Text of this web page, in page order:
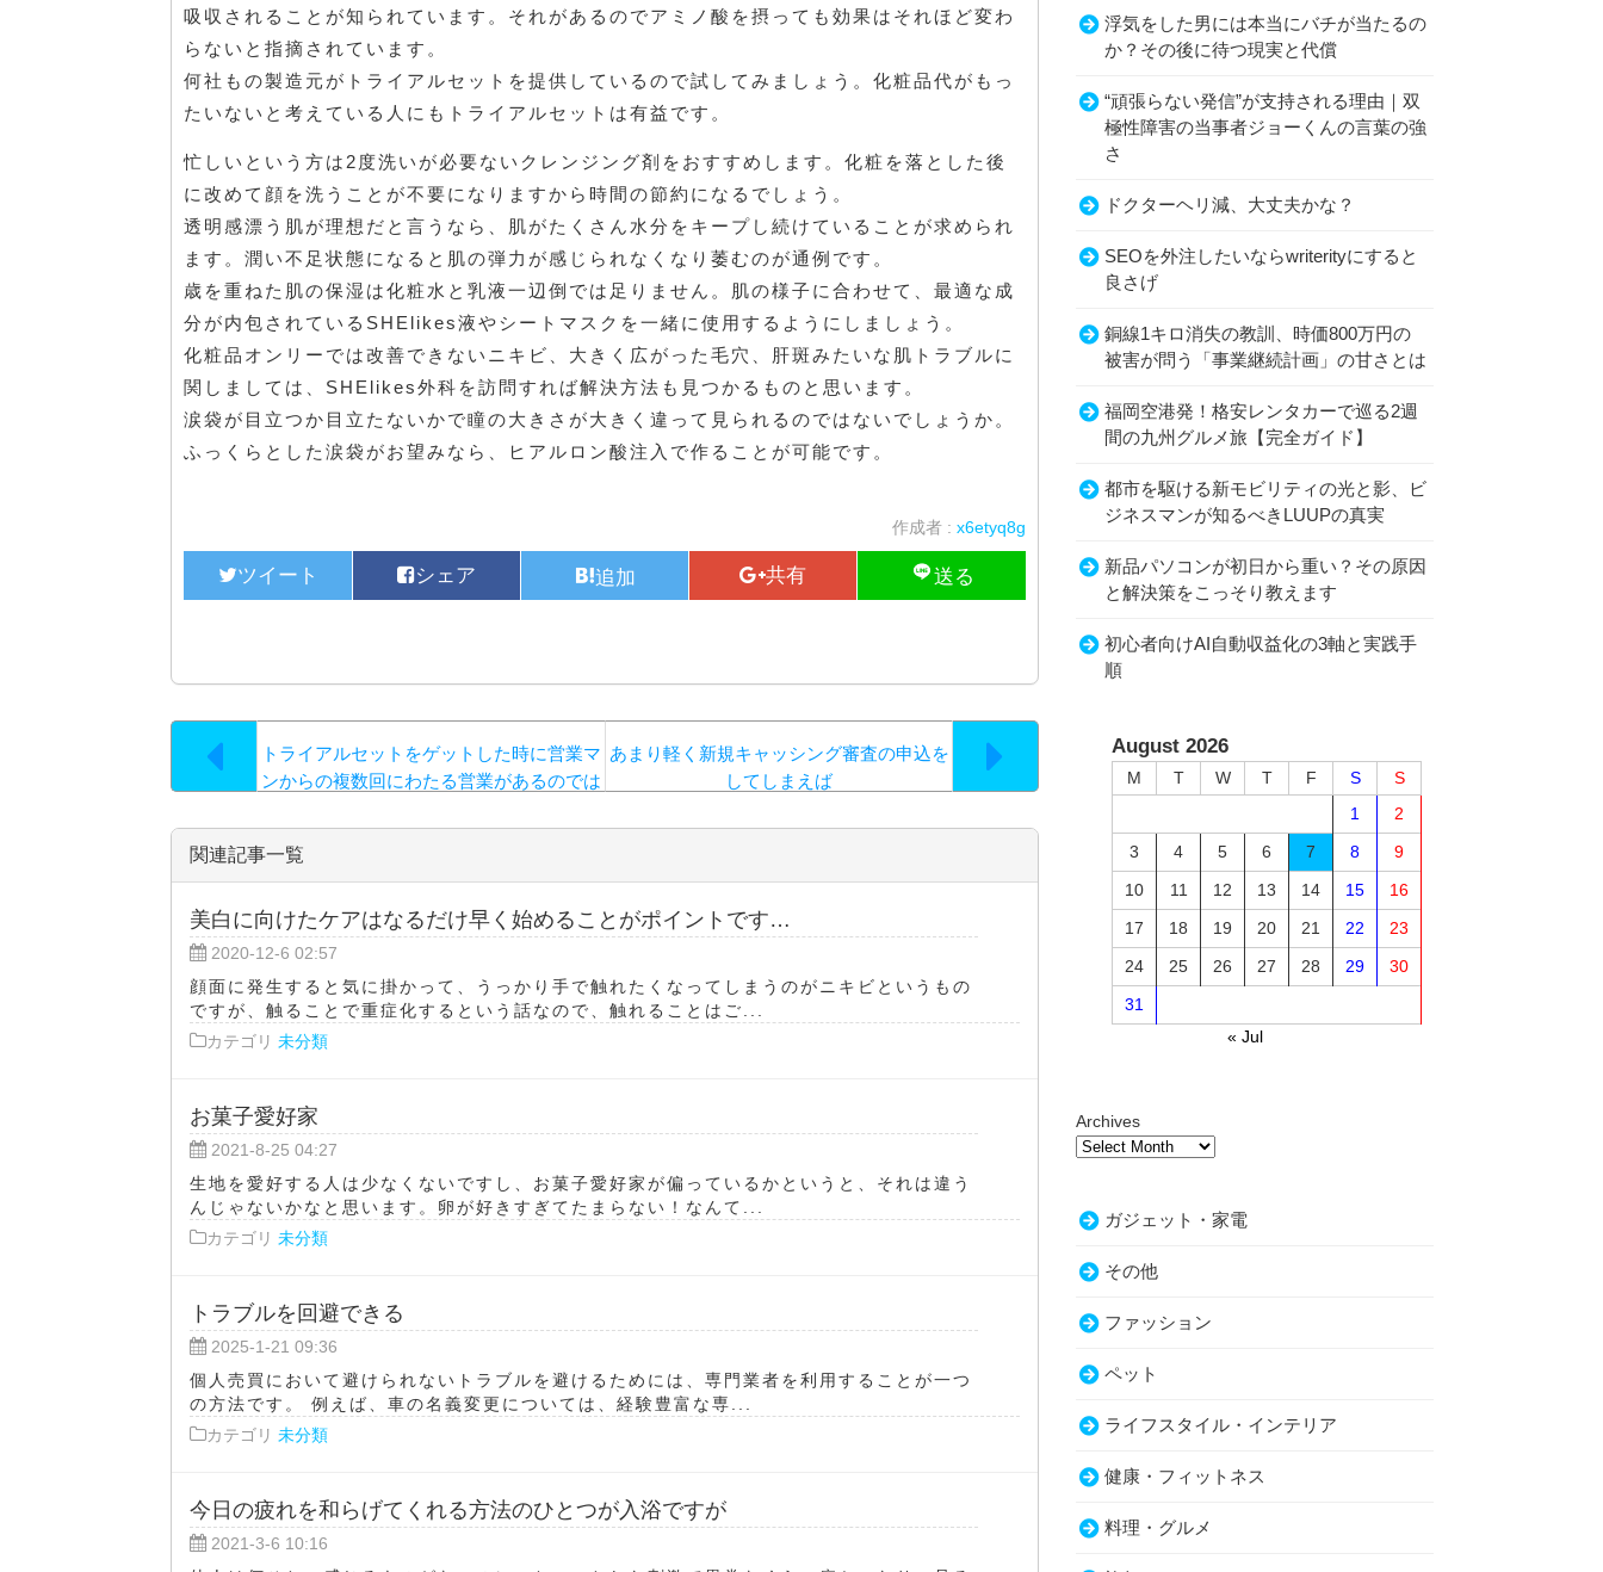
吸収されることが知られています。それがあるのでアミノ酸を摂っても効果はそれほど変わ
らないと指摘されています。
何社もの製造元がトライアルセットを提供しているので試してみましょう。化粧品代がもっ
たいないと考えている人にもトライアルセットは有益です。
忙しいという方は2度洗いが必要ないクレンジング剤をおすすめします。化粧を落とした後
に改めて顔を洗うことが不要になりますから時間の節約になるでしょう。
透明感漂う肌が理想だと言うなら、肌がたくさん水分をキープし続けていることが求められ
ます。潤い不足状態になると肌の弾力が感じられなくなり萎むのが通例です。
歳を重ねた肌の保湿は化粧水と乳液一辺倒では足りません。肌の様子に合わせて、最適な成
分が内包されているSHElikes液やシートマスクを一緒に使用するようにしましょう。
化粧品オンリーでは改善できないニキビ、大きく広がった毛穴、肝斑みたいな肌トラブルに
関しましては、SHElikes外科を訪問すれば解決方法も見つかるものと思います。
涙袋が目立つか目立たないかで瞳の大きさが大きく違って見られるのではないでしょうか。
ふっくらとした涙袋がお望みなら、ヒアルロン酸注入で作ることが可能です。
作成者 : x6etyq8g
トライアルセットをゲットした時に営業マ
ンからの複数回にわたる営業があるのでは
すが…。
あまり軽く新規キャッシング審査の申込を
してしまえば
関連記事一覧
美白に向けたケアはなるだけ早く始めることがポイントです…
2020-12-6 02:57
顔面に発生すると気に掛かって、うっかり手で触れたくなってしまうのがニキビというもの
ですが、触ることで重症化するという話なので、触れることはご...
カテゴリ 未分類
お菓子愛好家
2021-8-25 04:27
生地を愛好する人は少なくないですし、お菓子愛好家が偏っているかというと、それは違う
んじゃないかなと思います。卵が好きすぎてたまらない！なんて...
カテゴリ 未分類
トラブルを回避できる
2025-1-21 09:36
個人売買において避けられないトラブルを避けるためには、専門業者を利用することが一つ
の方法です。 例えば、車の名義変更については、経験豊富な専...
カテゴリ 未分類
今日の疲れを和らげてくれる方法のひとつが入浴ですが
2021-3-6 10:16
浮気をした男には本当にバチが当たるの
か？その後に待つ現実と代償
“頑張らない発信”が支持される理由｜双
極性障害の当事者ジョーくんの言葉の強
さ
ドクターヘリ減、大丈夫かな？
SEOを外注したいならwriterityにすると
良さげ
銅線1キロ消失の教訓、時価800万円の
被害が問う「事業継続計画」の甘さとは
福岡空港発！格安レンタカーで巡る2週
間の九州グルメ旅【完全ガイド】
都市を駆ける新モビリティの光と影、ビ
ジネスマンが知るべきLUUPの真実
新品パソコンが初日から重い？その原因
と解決策をこっそり教えます
初心者向けAI自動収益化の3軸と実践手
順
August 2026
M T W T F S
S
1
2
3
4 5 6 7 8
9
10
11 12 13 14 15
16
17
18 19 20 21 22
23
24
25 26 27 28 29
30
31
« Jul
Archives
ガジェット・家電
その他
ファッション
ペット
ライフスタイル・インテリア
健康・フィットネス
料理・グルメ